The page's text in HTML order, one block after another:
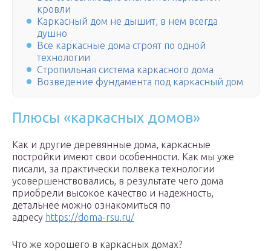
кровли
Каркасный дом не дышит, в нем всегда
душно
Все каркасные дома строят по одной
технологии
Стропильная система каркасного дома
Возведение фундамента под каркасный дом
Плюсы «каркасных домов»
Как и другие деревянные дома, каркасные
постройки имеют свои особенности. Как мы уже
писали, за практически полвека технологии
усовершенствовались, в результате чего дома
приобрели высокое качество и надежность,
детальнее можно ознакомиться по
адресу https://doma-rsu.ru/
Что же хорошего в каркасных домах?